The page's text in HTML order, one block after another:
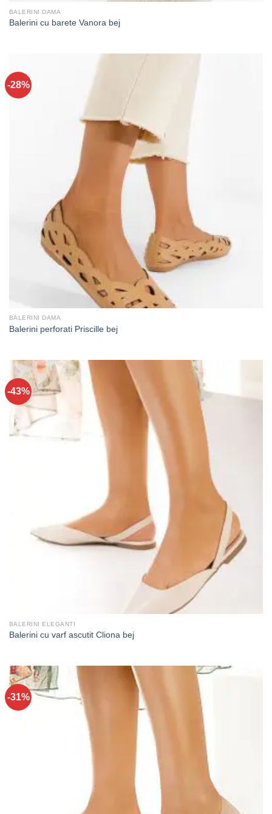
BALERINI DAMA
Balerini cu barete Vanora bej
-28%
BALERINI DAMA
Balerini perforati Priscille bej
-43%
BALERINI ELEGANTI
Balerini cu varf ascutit Cliona bej
-31%